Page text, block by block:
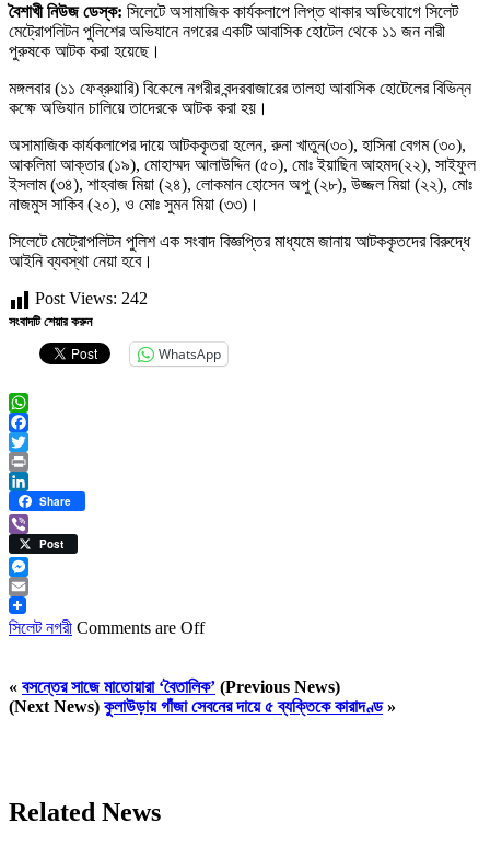
বৈশাখী নিউজ ডেস্ক: সিলেটে অসামাজিক কার্যকলাপে লিপ্ত থাকার অভিযোগে সিলেট
মেট্রোপলিটন পুলিশের অভিযানে নগরের একটি আবাসিক হোটেল থেকে ১১ জন নারী
পুরুষকে আটক করা হয়েছে।
মঙ্গলবার (১১ ফেব্রুয়ারি) বিকেলে নগরীর বন্দরবাজারের তালহা আবাসিক হোটেলের বিভিন্ন
কক্ষে অভিযান চালিয়ে তাদেরকে আটক করা হয়।
অসামাজিক কার্যকলাপের দায়ে আটককৃতরা হলেন, রুনা খাতুন(৩০), হাসিনা বেগম (৩০),
আকলিমা আক্তার (১৯), মোহাম্মদ আলাউদ্দিন (৫০), মোঃ ইয়াছিন আহমদ(২২), সাইফুল
ইসলাম (৩৪), শাহবাজ মিয়া (২৪), লোকমান হোসেন অপু (২৮), উজ্জল মিয়া (২২), মোঃ
নাজমুস সাকিব (২০), ও মোঃ সুমন মিয়া (৩৩)।
সিলেটে মেট্রোপলিটন পুলিশ এক সংবাদ বিজ্ঞপ্তির মাধ্যমে জানায় আটককৃতদের বিরুদ্ধে
আইনি ব্যবস্থা নেয়া হবে।
Post Views: 242
সংবাদটি শেয়ার করুন
WhatsApp
WhatsApp
Facebook
Twitter
Print
LinkedIn
Share
ViberPost
Messenger
Email
সিলেট নগরী Comments are Off
« বসন্তের সাজে মাতোয়ারা ‘বৈতালিক’ (Previous News)
(Next News) কুলাউড়ায় গাঁজা সেবনের দায়ে ৫ ব্যক্তিকে কারাদণ্ড»
Related News